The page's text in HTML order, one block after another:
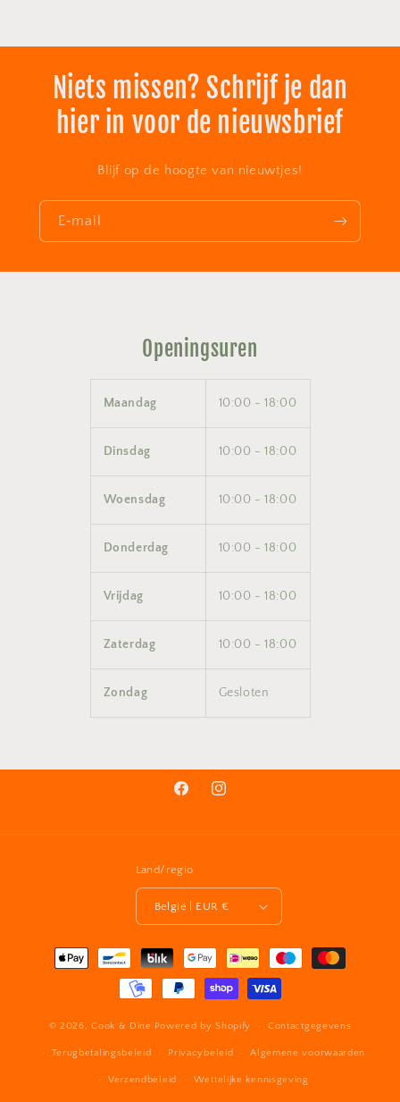
Niets missen? Schrijf je dan
hier in voor de nieuwsbrief
Blijf op de hoogte van nieuwtjes!
E‑mail
Openingsuren
Maandag 10:00 - 18:00
Dinsdag 10:00 - 18:00
Woensdag 10:00 - 18:00
Donderdag 10:00 - 18:00
Vrijdag 10:00 - 18:00
Zaterdag 10:00 - 18:00
Zondag Gesloten
FacebookInstagram
Land/regio
België | EUR €
Betaalmethoden
© 2026,Cook & Dine Powered by Shopify Contactgegevens
Terugbetalingsbeleid Privacybeleid Algemene voorwaarden
Verzendbeleid Wettelijke kennisgeving